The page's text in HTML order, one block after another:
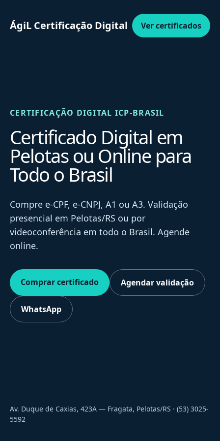
ÁgiL Certificação Digital Ver certificados
CERTIFICAÇÃO DIGITAL ICP-BRASIL
Certificado Digital em
Pelotas ou Online para
Todo o Brasil
Compre e-CPF, e-CNPJ, A1 ou A3. Validação
presencial em Pelotas/RS ou por
videoconferência em todo o Brasil. Agende
online.
Comprar certificado Agendar validação
WhatsApp
Av. Duque de Caxias, 423A — Fragata, Pelotas/RS · (53) 3025-
5592